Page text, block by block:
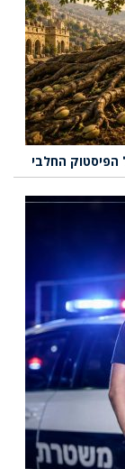
הפיסטוק החלבי